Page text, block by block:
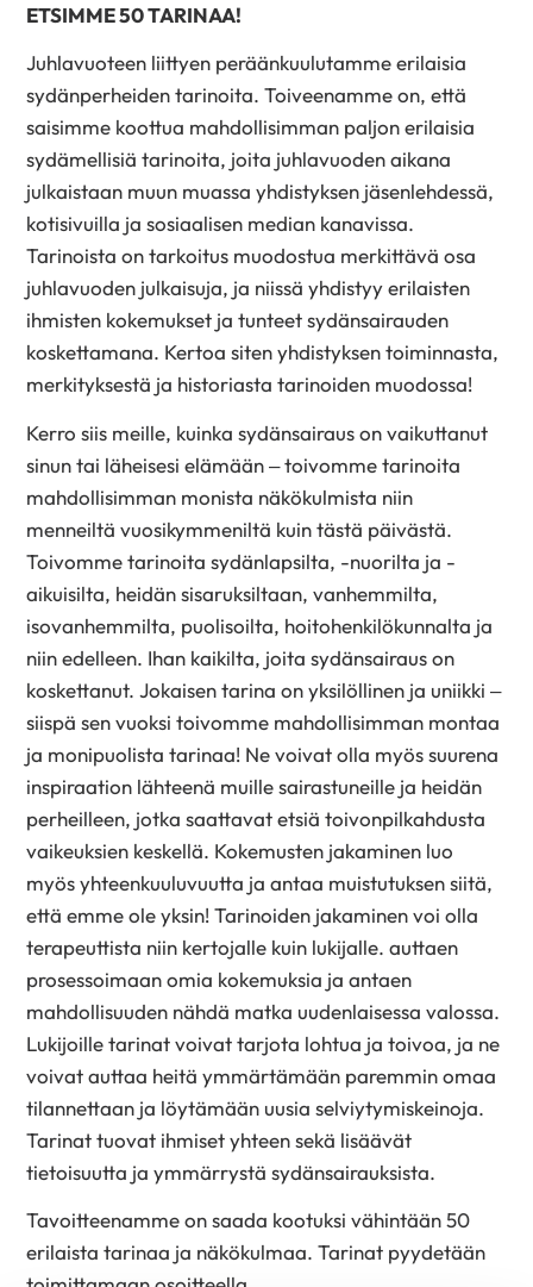
ETSIMME 50 TARINAA!
Juhlavuoteen liittyen peräänkuulutamme erilaisia
sydänperheiden tarinoita. Toiveenamme on, että
saisimme koottua mahdollisimman paljon erilaisia
sydämellisiä tarinoita, joita juhlavuoden aikana
julkaistaan muun muassa yhdistyksen jäsenlehdessä,
kotisivuilla ja sosiaalisen median kanavissa.
Tarinoista on tarkoitus muodostua merkittävä osa
juhlavuoden julkaisuja, ja niissä yhdistyy erilaisten
ihmisten kokemukset ja tunteet sydänsairauden
koskettamana. Kertoa siten yhdistyksen toiminnasta,
merkityksestä ja historiasta tarinoiden muodossa!
Kerro siis meille, kuinka sydänsairaus on vaikuttanut
sinun tai läheisesi elämään – toivomme tarinoita
mahdollisimman monista näkökulmista niin
menneiltä vuosikymmeniltä kuin tästä päivästä.
Toivomme tarinoita sydänlapsilta, -nuorilta ja -
aikuisilta, heidän sisaruksiltaan, vanhemmilta,
isovanhemmilta, puolisoilta, hoitohenkilökunnalta ja
niin edelleen. Ihan kaikilta, joita sydänsairaus on
koskettanut. Jokaisen tarina on yksilöllinen ja uniikki –
siispä sen vuoksi toivomme mahdollisimman montaa
ja monipuolista tarinaa! Ne voivat olla myös suurena
inspiraation lähteenä muille sairastuneille ja heidän
perheilleen, jotka saattavat etsiä toivonpilkahdusta
vaikeuksien keskellä. Kokemusten jakaminen luo
myös yhteenkuuluvuutta ja antaa muistutuksen siitä,
että emme ole yksin! Tarinoiden jakaminen voi olla
terapeuttista niin kertojalle kuin lukijalle. auttaen
prosessoimaan omia kokemuksia ja antaen
mahdollisuuden nähdä matka uudenlaisessa valossa.
Lukijoille tarinat voivat tarjota lohtua ja toivoa, ja ne
voivat auttaa heitä ymmärtämään paremmin omaa
tilannettaan ja löytämään uusia selviytymiskeinoja.
Tarinat tuovat ihmiset yhteen sekä lisäävät
tietoisuutta ja ymmärrystä sydänsairauksista.
Tavoitteenamme on saada kootuksi vähintään 50
erilaista tarinaa ja näkökulmaa. Tarinat pyydetään